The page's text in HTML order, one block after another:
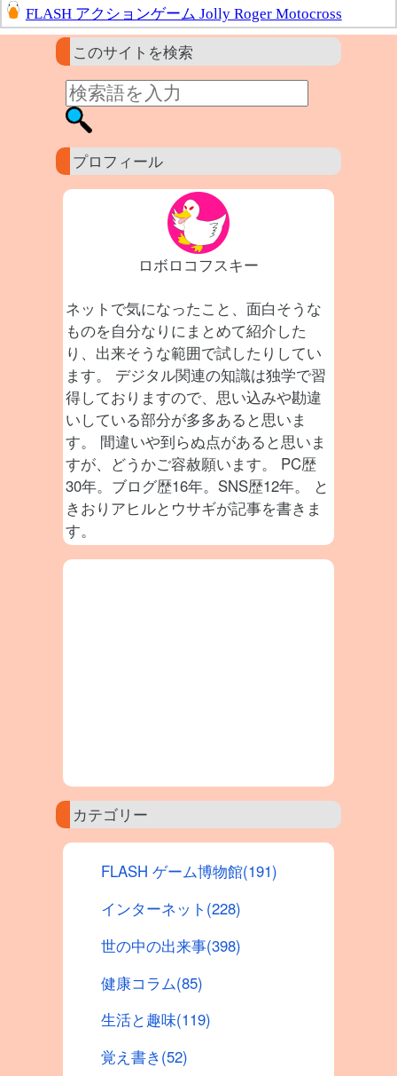
FLASH アクションゲーム Jolly Roger Motocross
このサイトを検索
プロフィール
ロボロコフスキー
ネットで気になったこと、面白そうな
ものを自分なりにまとめて紹介した
り、出来そうな範囲で試したりしてい
ます。 デジタル関連の知識は独学で習
得しておりますので、思い込みや勘違
いしている部分が多多あると思いま
す。 間違いや到らぬ点があると思いま
すが、どうかご容赦願います。 PC歴
30年。ブログ歴16年。SNS歴12年。 と
きおりアヒルとウサギが記事を書きま
す。
カテゴリー
FLASH ゲーム博物館(191)
インターネット(228)
世の中の出来事(398)
健康コラム(85)
生活と趣味(119)
覚え書き(52)